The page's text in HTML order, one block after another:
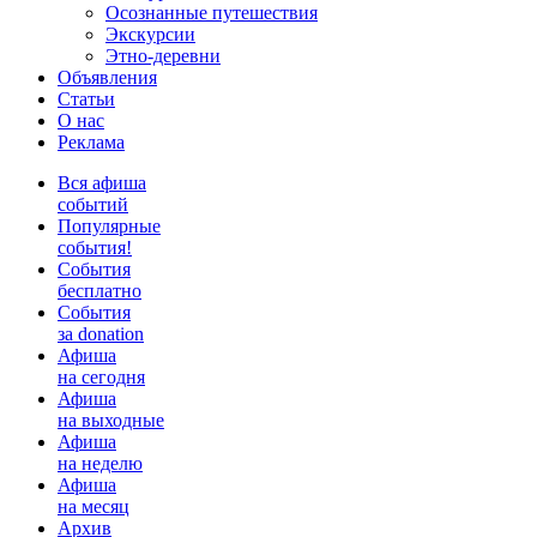
Осознанные путешествия
Экскурсии
Этно-деревни
Объявления
Статьи
О нас
Реклама
Вся афиша
событий
Популярные
события!
События
бесплатно
События
за donation
Афиша
на сегодня
Афиша
на выходные
Афиша
на неделю
Афиша
на месяц
Архив